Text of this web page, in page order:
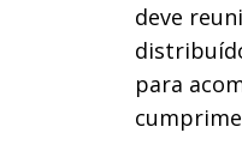
deve
para